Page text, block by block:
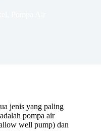
jenis yang paling
pompa air
well pump) dan